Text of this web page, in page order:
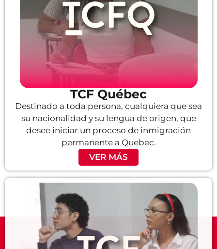
TCF Québec
Destinado a toda persona, cualquiera que sea
su nacionalidad y su lengua de origen, que
desee iniciar un proceso de inmigración
permanente a Quebec.
VER MÁS